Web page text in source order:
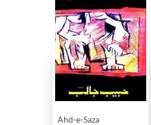
Ahd-e-Saza